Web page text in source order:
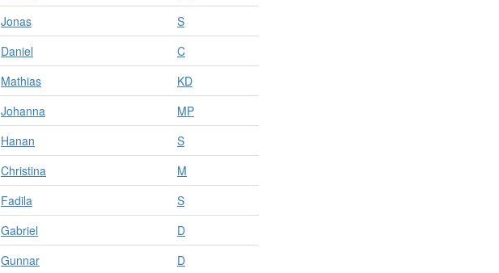
Jonas
S
Daniel
C
Mathias
KD
Johanna
MP
Hanan
S
Christina
M
Fadila
S
Gabriel
D
Gunnar
D